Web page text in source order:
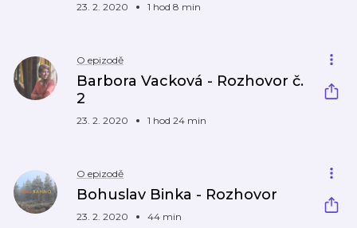
23. 2. 2020 1 hod 8 min
O epizodě
Barbora Vacková - Rozhovor č.
2
23. 2. 2020 1 hod 24 min
O epizodě
Bohuslav Binka - Rozhovor
23. 2. 2020 44 min